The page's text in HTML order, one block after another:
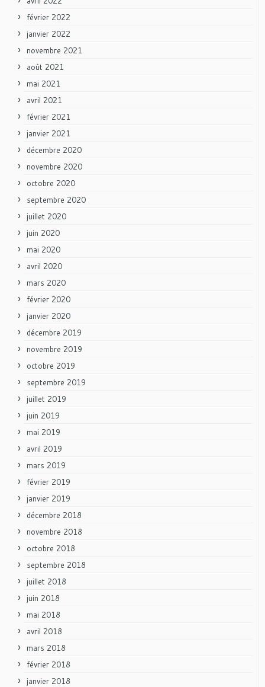
février 2022
janvier 2022
novembre 2021
août 2021
mai 2021
avril 2021
février 2021
janvier 2021
décembre 2020
novembre 2020
octobre 2020
septembre 2020
juillet 2020
juin 2020
mai 2020
avril 2020
mars 2020
février 2020
janvier 2020
décembre 2019
novembre 2019
octobre 2019
septembre 2019
juillet 2019
juin 2019
mai 2019
avril 2019
mars 2019
février 2019
janvier 2019
décembre 2018
novembre 2018
octobre 2018
septembre 2018
juillet 2018
juin 2018
mai 2018
avril 2018
mars 2018
février 2018
janvier 2018